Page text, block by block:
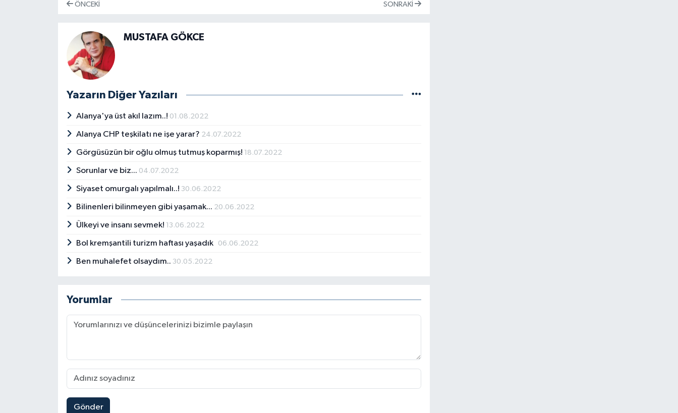
ÖNCEKI SONRAKI
MUSTAFA GÖKCE
Yazarın Diğer Yazıları
Alanya'ya üst akıl lazım..! 01.08.2022
Alanya CHP teşkilatı ne işe yarar? 24.07.2022
Görgüsüzün bir oğlu olmuş tutmuş koparmış! 18.07.2022
Sorunlar ve biz... 04.07.2022
Siyaset omurgalı yapılmalı..! 30.06.2022
Bilinenleri bilinmeyen gibi yaşamak... 20.06.2022
Ülkeyi ve insanı sevmek! 13.06.2022
Bol kremşantili turizm haftası yaşadık 06.06.2022
Ben muhalefet olsaydım.. 30.05.2022
Yorumlar
Gönder